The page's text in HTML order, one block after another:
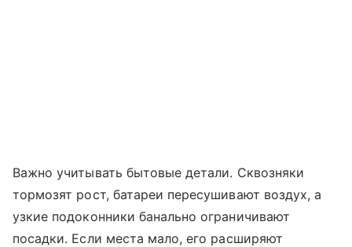
Важно учитывать бытовые детали. Сквозняки
тормозят рост, батареи пересушивают воздух, а
узкие подоконники банально ограничивают
посадки. Если места мало, его расширяют